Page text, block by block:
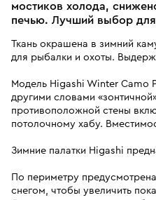
мостиков холода,
печью. Лучший выбор
Ткань окрашена в зимний
для рыбалки и охоты.
Модель Higashi Winter Camo
другими словами
противоположной стены
потолочному хабу.
Зимние палатки Higashi
По периметру
снегом, чтобы увеличить